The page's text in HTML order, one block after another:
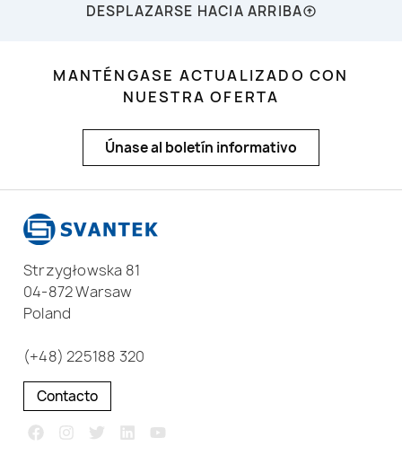
DESPLAZARSE HACIA ARRIBA
MANTÉNGASE ACTUALIZADO CON
NUESTRA OFERTA
Únase al boletín informativo
Strzygłowska 81
04-872 Warsaw
Poland
(+48) 225188 320
Contacto